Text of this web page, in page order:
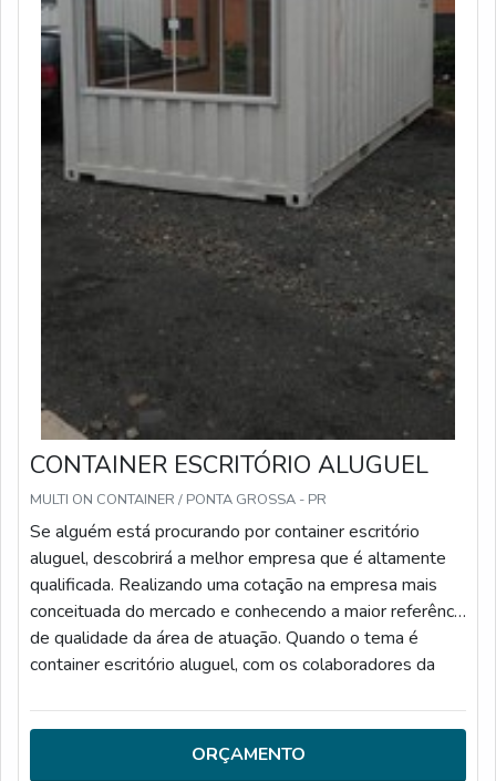
CONTAINER ESCRITÓRIO ALUGUEL
MULTI ON CONTAINER / PONTA GROSSA - PR
Se alguém está procurando por container escritório
aluguel, descobrirá a melhor empresa que é altamente
qualificada. Realizando uma cotação na empresa mais
conceituada do mercado e conhecendo a maior referência
de qualidade da área de atuação. Quando o tema é
container escritório aluguel, com os colaboradores da
container para várias finalidades.DIFERENCIAIS
IMPORTANTES DE CONTAINER ESCRITÓRIO
ALUGUELHá muitas maneiras eficientes de demonstrar
ORÇAMENTO